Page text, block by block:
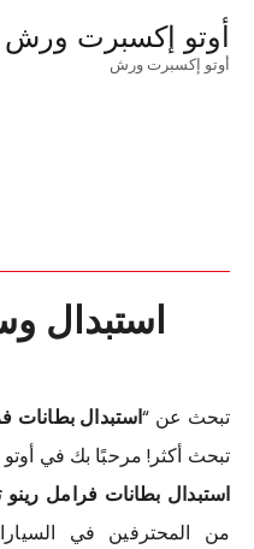
أوتو إكسبرت ورش
أوتو إكسبرت ورش
استبدال
تبحث عن “استبدال بطانات
تبحث أكثر! مرحبًا بك في
استبدال بطانات فرامل
من المحترفين في